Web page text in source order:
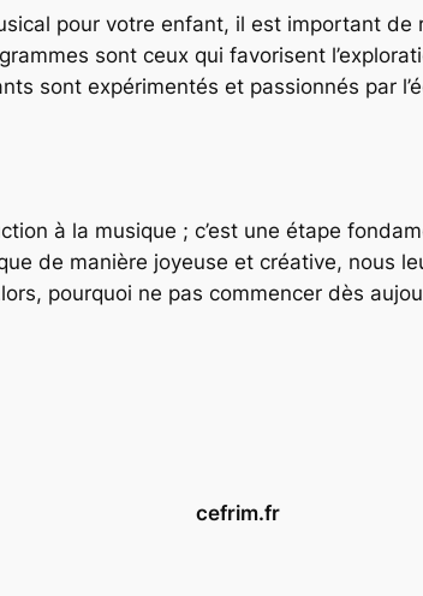
pour votre enfant, il est important
sont ceux qui favorisent
sont expérimentés et passionnés par
à la musique ; c’est une étape
de manière joyeuse et créative, nous
pourquoi ne pas commencer dès
cefrim.fr